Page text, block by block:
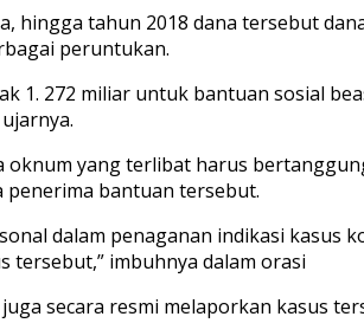
hingga tahun 2018 dana tersebut
peruntukan.
1. 272 miliar untuk bantuan sosial
yang terlibat harus
penerima bantuan tersebut.
dalam penaganan indikasi
tersebut,” imbuhnya dalam orasi
secara resmi melaporkan kasus